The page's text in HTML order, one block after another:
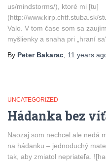
us/mindstorms/), ktoré mi [tu]
(http://www.kirp.chtf.stuba.sk/
Valo. V tom čase som sa
myšlienky a snaha pri „hraní
By Peter Bakarac 11 years
UNCATEGORIZED
Hádanka bez
Naozaj som nechcel ale nedá
na hádanku – jednoduchý
tak, aby zmiatol nepriateľa.